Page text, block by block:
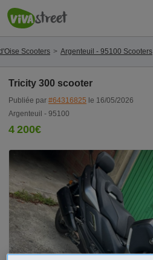
Scooters Argenteuil - 95100 Scooters
Tricity 300 scooter
Publiée par #64316825 le 16/05/2026
Argenteuil - 95100
4 200€